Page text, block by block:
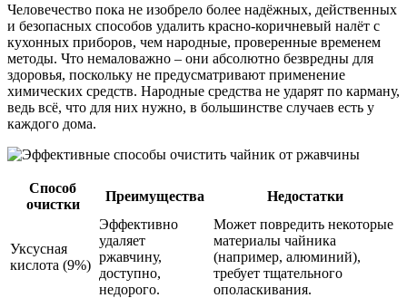
Человечество пока не изобрело более надёжных, действенных
и безопасных способов удалить красно-коричневый налёт с
кухонных приборов, чем народные, проверенные временем
методы. Что немаловажно – они абсолютно безвредны для
здоровья, поскольку не предусматривают применение
химических средств. Народные средства не ударят по карману,
ведь всё, что для них нужно, в большинстве случаев есть у
каждого дома.
Способ
очистки
Преимущества Недостатки
Уксусная
кислота (9%)
Эффективно
удаляет
ржавчину,
доступно,
недорого.
Может повредить некоторые
материалы чайника
(например, алюминий),
требует тщательного
ополаскивания.